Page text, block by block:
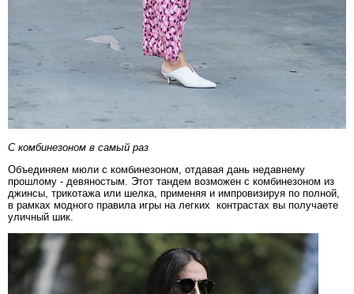
С комбинезоном в самый раз
Объединяем мюли с комбинезоном, отдавая дань недавнему
прошлому - девяностым. Этот тандем возможен с комбинезоном из
джинсы, трикотажа или шелка, применяя и импровизируя по полной,
в рамках модного правила игры на легких контрастах вы получаете
уличный шик.